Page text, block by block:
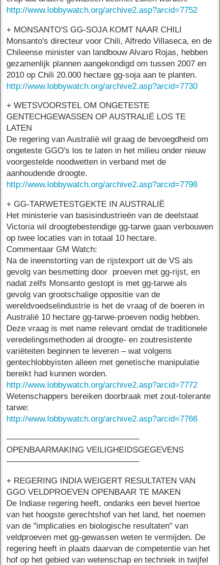
http://www.lobbywatch.org/archive2.asp?arcid=7752
+ MONSANTO'S GG-SOJA KOMT NAAR CHILI
Monsanto's directeur voor Chili, Alfredo Villaseca, en de
Chileense minister van landbouw Alvaro Rojas, hebben
gezamenlijk plannen aangekondigd om tussen 2007 en
2010 op Chili 20.000 hectare gg-soja aan te planten.
http://www.lobbywatch.org/archive2.asp?arcid=7730
+ WETSVOORSTEL OM ONGETESTE
GENTECHGEWASSEN OP AUSTRALIË LOS TE
LATEN
De regering van Australië wil graag de bevoegdheid om
ongeteste GGO's los te laten in het milieu onder nieuw
voorgestelde noodwetten in verband met de
aanhoudende droogte.
http://www.lobbywatch.org/archive2.asp?arcid=7798
+ GG-TARWETESTGEKTE IN AUSTRALIË
Het ministerie van basisindustrieën van de deelstaat
Victoria wil droogtebestendige gg-tarwe gaan verbouwen
op twee locaties van in totaal 10 hectare.
Commentaar GM Watch:
Na de ineenstorting van de rijstexport uit de VS als
gevolg van besmetting door proeven met gg-rijst, en
nadat zelfs Monsanto gestopt is met gg-tarwe als
gevolg van grootschalige oppositie van de
wereldvoedselindustrie is het de vraag of de boeren in
Australië 10 hectare gg-tarwe-proeven nodig hebben.
Deze vraag is met name relevant omdat de traditionele
veredelingsmethoden al droogte- en zoutresistente
variëteiten beginnen te leveren – wat volgens
gentechlobbyisten alleen met genetische manipulatie
bereikt had kunnen worden.
http://www.lobbywatch.org/archive2.asp?arcid=7772
Wetenschappers bereiken doorbraak met zout-tolerante
tarwe:
http://www.lobbywatch.org/archive2.asp?arcid=7766
––––––––––––––––––––––––––––––
OPENBAARMAKING VEILIGHEIDSGEGEVENS
––––––––––––––––––––––––––––––
+ REGERING INDIA WEIGERT RESULTATEN VAN
GGO VELDPROEVEN OPENBAAR TE MAKEN
De Indiase regering heeft, ondanks een bevel hiertoe
van het hoogste gerechtshof van het land, het noemen
van de "implicaties en biologische resultaten" van
veldproeven met gg-gewassen weten te vermijden. De
regering heeft in plaats daarvan de competentie van het
hof op het gebied van wetenschap en techniek in twijfel